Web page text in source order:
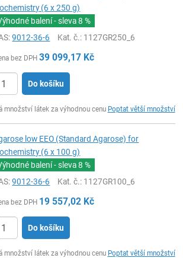
(6 x 250 g)
balení - sleva8 %
9012-36-6 Kat. č.: 1127GR250_6
bez DPH 39 099,17 Kč
Do košíku
množství látek za výhodnou cenu Poptat větší množství
low EEO (Standard Agarose) for
(6 x 100 g)
balení - sleva8 %
9012-36-6 Kat. č.: 1127GR100_6
bez DPH 19 557,02 Kč
Do košíku
množství látek za výhodnou cenu Poptat větší množství